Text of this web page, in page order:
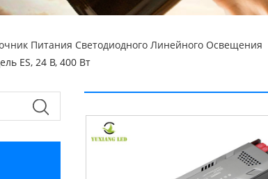
Питания Светодиодного Линейного Освещения
ES, 24 В, 400 Вт